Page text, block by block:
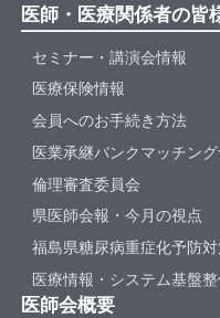
医師・医療関係者の皆
セミナー・講演会情報
医療保険情報
会員へのお手続き方法
医業承継バンクマッチン
倫理審査委員会
県医師会報・今月の視点
福島県糖尿病重症化予防
医療情報・システム基盤
医師会概要